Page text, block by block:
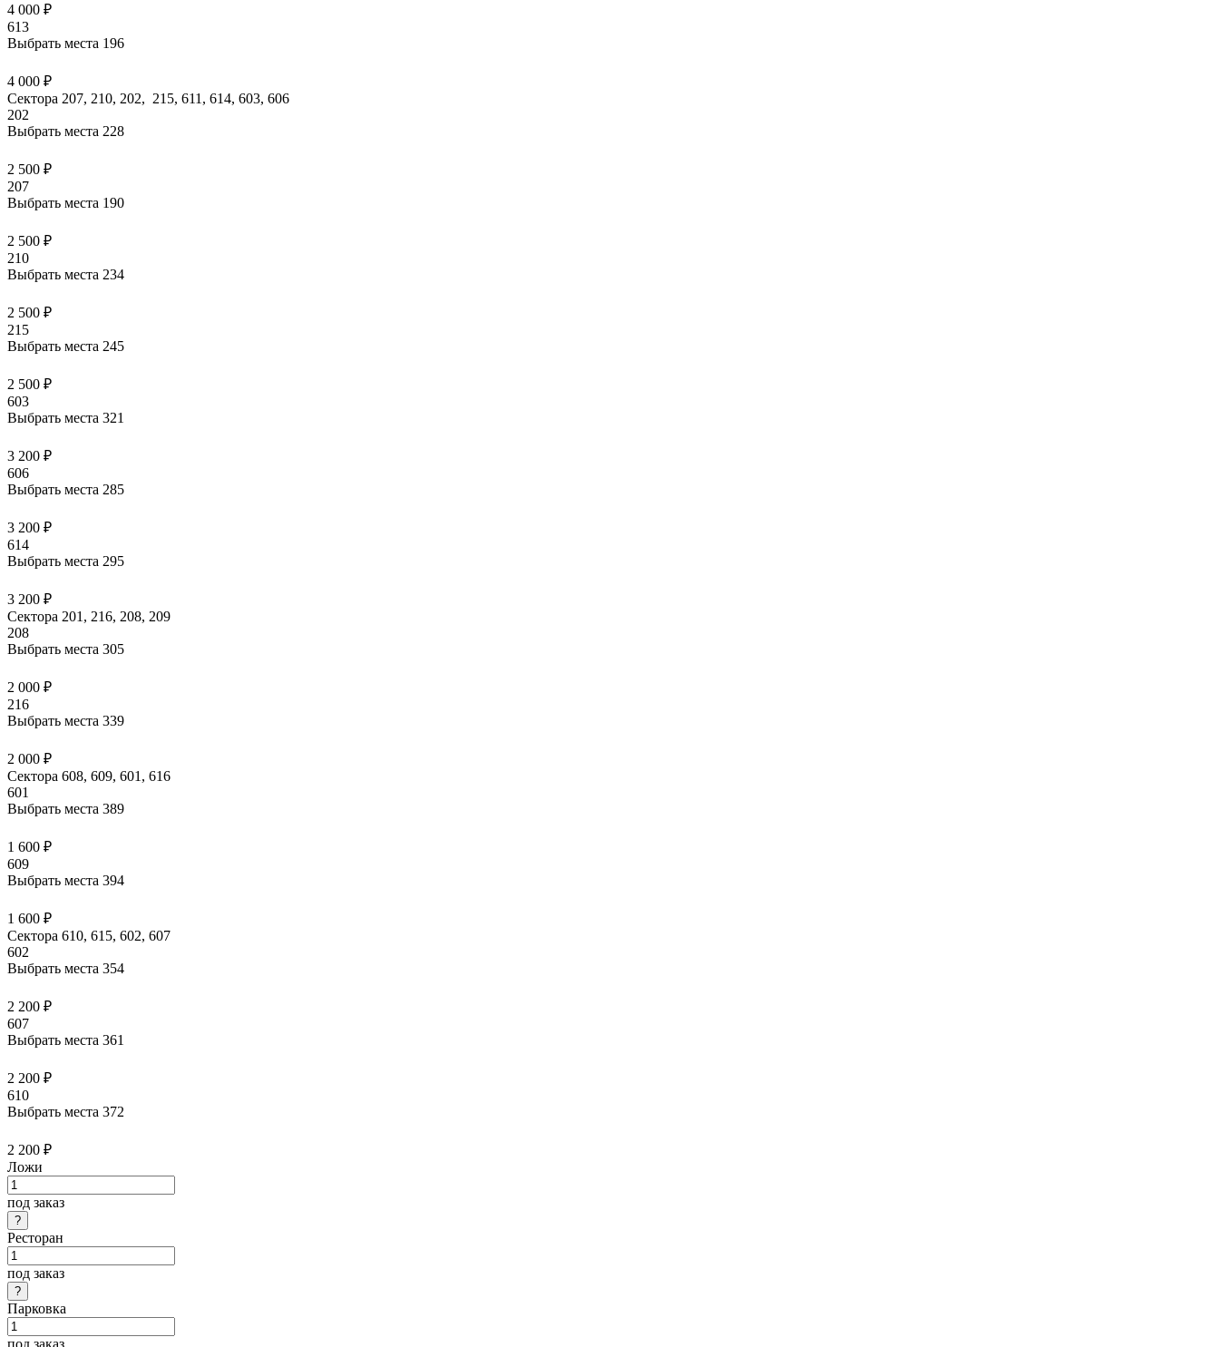
4 000 ₽
613
Выбрать места 196
4 000 ₽
Сектора 207, 210, 202, 215, 611, 614, 603, 606
202
Выбрать места 228
2 500 ₽
207
Выбрать места 190
2 500 ₽
210
Выбрать места 234
2 500 ₽
215
Выбрать места 245
2 500 ₽
603
Выбрать места 321
3 200 ₽
606
Выбрать места 285
3 200 ₽
614
Выбрать места 295
3 200 ₽
Сектора 201, 216, 208, 209
208
Выбрать места 305
2 000 ₽
216
Выбрать места 339
2 000 ₽
Сектора 608, 609, 601, 616
601
Выбрать места 389
1 600 ₽
609
Выбрать места 394
1 600 ₽
Сектора 610, 615, 602, 607
602
Выбрать места 354
2 200 ₽
607
Выбрать места 361
2 200 ₽
610
Выбрать места 372
2 200 ₽
Ложи
под заказ
Ресторан
под заказ
Парковка
под заказ